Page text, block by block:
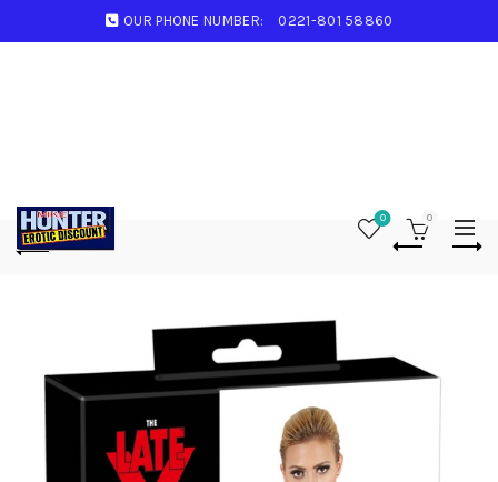
OUR PHONE NUMBER: 0221-801 58860
0 0